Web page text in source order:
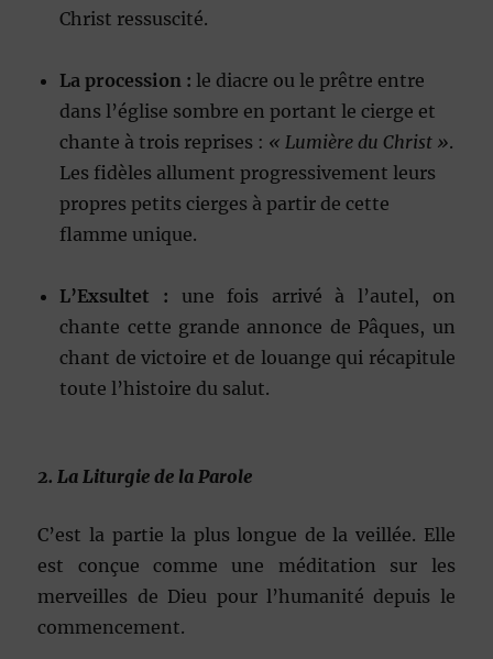
Christ ressuscité.
La procession : le diacre ou le prêtre entre
dans l’église sombre en portant le cierge et
chante à trois reprises : « Lumière du Christ ».
Les fidèles allument progressivement leurs
propres petits cierges à partir de cette
flamme unique.
L’Exsultet : une fois arrivé à l’autel, on
chante cette grande annonce de Pâques, un
chant de victoire et de louange qui récapitule
toute l’histoire du salut.
2. La Liturgie de la Parole
C’est la partie la plus longue de la veillée. Elle
est conçue comme une méditation sur les
merveilles de Dieu pour l’humanité depuis le
commencement.